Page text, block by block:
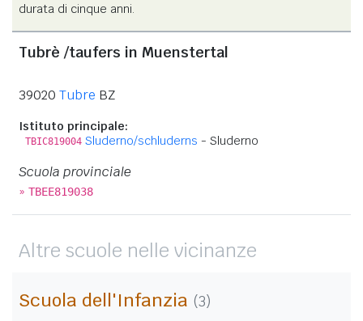
durata di cinque anni.
Tubrè /taufers in Muenstertal
39020 Tubre BZ
Istituto principale:
TBIC819004 Sluderno/schluderns - Sluderno
Scuola provinciale
» TBEE819038
Altre scuole nelle vicinanze
Scuola dell'Infanzia (3)